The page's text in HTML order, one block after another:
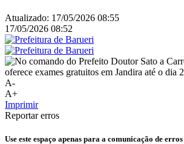
Atualizado: 17/05/2026 08:55
17/05/2026 08:52
A-
A+
Imprimir
Reportar erros
Use este espaço apenas para a comunicação de